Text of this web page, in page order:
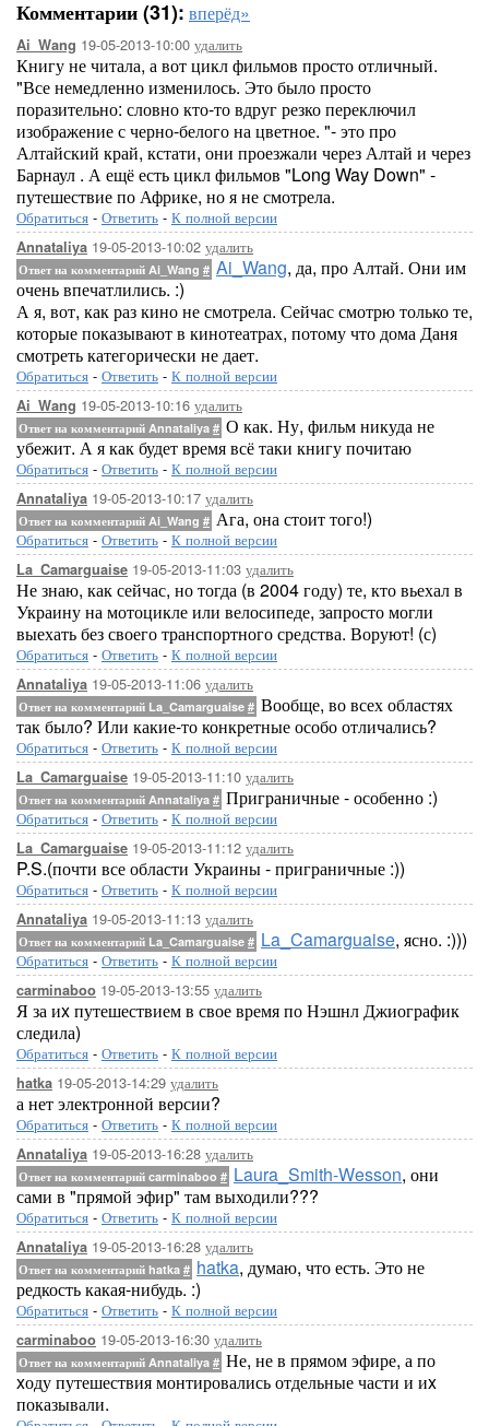
Комментарии (31): вперёд»
Ai_Wang 19-05-2013-10:00 удалить
Книгу не читала, а вот цикл фильмов просто отличный.
"Все немедленно изменилось. Это было просто
поразительно: словно кто-то вдруг резко переключил
изображение с черно-белого на цветное. "- это про
Алтайский край, кстати, они проезжали через Алтай и через
Барнаул . А ещё есть цикл фильмов "Long Way Down" -
путешествие по Африке, но я не смотрела.
Обратиться - Ответить - К полной версии
Annataliya 19-05-2013-10:02 удалить
Ответ на комментарий Ai_Wang # Ai_Wang, да, про Алтай. Они им
очень впечатлились. :)
А я, вот, как раз кино не смотрела. Сейчас смотрю только те,
которые показывают в кинотеатрах, потому что дома Даня
смотреть категорически не дает.
Обратиться - Ответить - К полной версии
Ai_Wang 19-05-2013-10:16 удалить
Ответ на комментарий Annataliya # О как. Ну, фильм никуда не
убежит. А я как будет время всё таки книгу почитаю
Обратиться - Ответить - К полной версии
Annataliya 19-05-2013-10:17 удалить
Ответ на комментарий Ai_Wang # Ага, она стоит того!)
Обратиться - Ответить - К полной версии
La_Camarguaise 19-05-2013-11:03 удалить
Не знаю, как сейчас, но тогда (в 2004 году) те, кто вьехал в
Украину на мотоцикле или велосипеде, запросто могли
выехать без своего транспортного средства. Воруют! (с)
Обратиться - Ответить - К полной версии
Annataliya 19-05-2013-11:06 удалить
Ответ на комментарий La_Camarguaise # Вообще, во всех областях
так было? Или какие-то конкретные особо отличались?
Обратиться - Ответить - К полной версии
La_Camarguaise 19-05-2013-11:10 удалить
Ответ на комментарий Annataliya # Приграничные - особенно :)
Обратиться - Ответить - К полной версии
La_Camarguaise 19-05-2013-11:12 удалить
P.S.(почти все области Украины - приграничные :))
Обратиться - Ответить - К полной версии
Annataliya 19-05-2013-11:13 удалить
Ответ на комментарий La_Camarguaise # La_Camarguaise, ясно. :)))
Обратиться - Ответить - К полной версии
carminaboo 19-05-2013-13:55 удалить
Я за иx путешествием в свое время по Нэшнл Джиографик
следила)
Обратиться - Ответить - К полной версии
hatka 19-05-2013-14:29 удалить
а нет электронной версии?
Обратиться - Ответить - К полной версии
Annataliya 19-05-2013-16:28 удалить
Ответ на комментарий carminaboo # Laura_Smith-Wesson, они
сами в "прямой эфир" там выходили???
Обратиться - Ответить - К полной версии
Annataliya 19-05-2013-16:28 удалить
Ответ на комментарий hatka # hatka, думаю, что есть. Это не
редкость какая-нибудь. :)
Обратиться - Ответить - К полной версии
carminaboo 19-05-2013-16:30 удалить
Ответ на комментарий Annataliya # Не, не в прямом эфире, а по
xоду путешествия монтировались отдельные части и иx
показывали.